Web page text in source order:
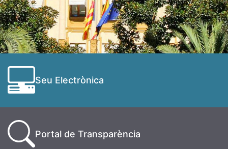
Seu Electrònica
Portal de Transparència